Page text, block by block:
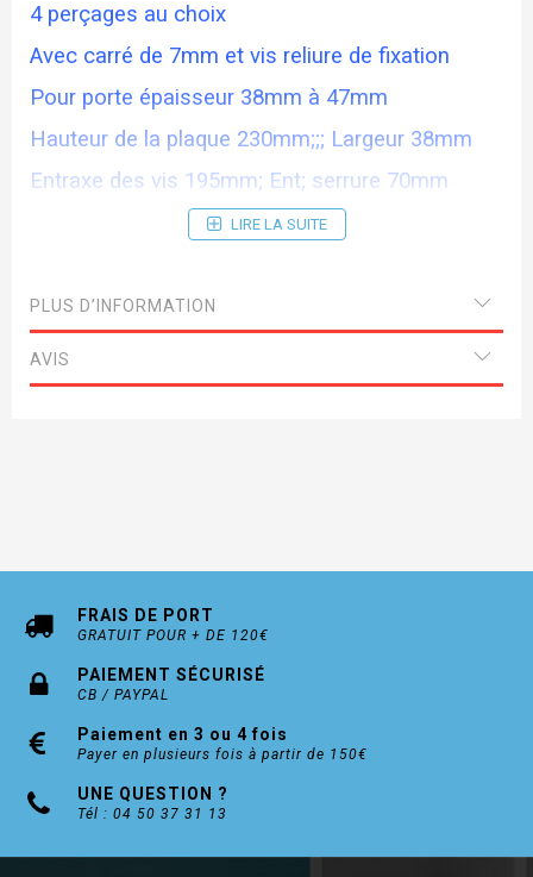
4 perçages au choix
Avec carré de 7mm et vis reliure de fixation
Pour porte épaisseur 38mm à 47mm
Hauteur de la plaque 230mm;;; Largeur 38mm
Entraxe des vis 195mm; Ent; serrure 70mm
LIRE LA SUITE
PLUS D’INFORMATION
AVIS
FRAIS DE PORT
GRATUIT POUR + DE 120€
PAIEMENT SÉCURISÉ
CB / PAYPAL
Paiement en 3 ou 4 fois
Payer en plusieurs fois à partir de 150€
UNE QUESTION ?
Tél : 04 50 37 31 13